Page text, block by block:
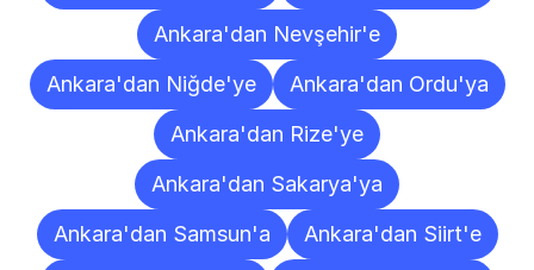
Ankara'dan Nevşehir'e
Ankara'dan Niğde'ye
Ankara'dan Ordu'ya
Ankara'dan Rize'ye
Ankara'dan Sakarya'ya
Ankara'dan Samsun'a
Ankara'dan Siirt'e